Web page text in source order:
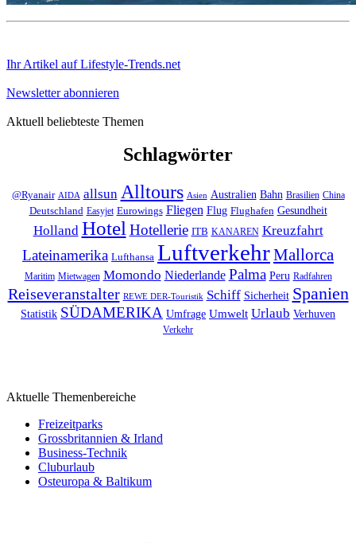
Ihr Artikel auf Lifestyle-Trends.net
Newsletter abonnieren
Aktuell beliebteste Themen
Schlagwörter
@Ryanair AIDA allsun Alltours Asien Australien Bahn Brasilien China
Deutschland Easyjet Eurowings Fliegen Flug Flughafen Gesundheit
Holland Hotel Hotellerie ITB KANAREN Kreuzfahrt
Lateinamerika Lufthansa LuftverkehrMallorca
Maritim Mietwagen Momondo Niederlande Palma Peru Radfahren
Reiseveranstalter REWE DER-Touristik Schiff Sicherheit Spanien
Statistik SÜDAMERIKA Umfrage Umwelt Urlaub Verhuven
Verkehr
Aktuelle Themenbereiche
Freizeitparks
Grossbritannien & Irland
Business-Technik
Cluburlaub
Osteuropa & Baltikum